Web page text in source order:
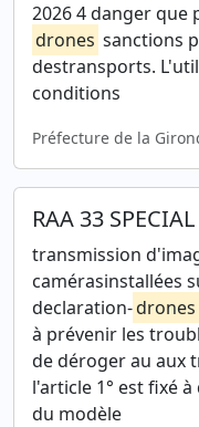
2026 4 danger que
drones sanctions
destransports.
conditions
Préfecture de la
RAA 33
transmission
camérasinstallées
declaration-drones
à prévenir les
de déroger au aux
l'article 1° est fixé
du modèle